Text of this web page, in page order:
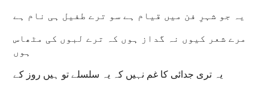
یہ جو شہرِ فن میں قیام ہے سو ترے طفیل ہی نام ہے
مرے شعر کیوں نہ گداز ہوں کہ ترے لبوں کی مٹھاس
ہوں
یہ تری جدائی کا غم نہیں کہ یہ سلسلے تو ہیں روز کے